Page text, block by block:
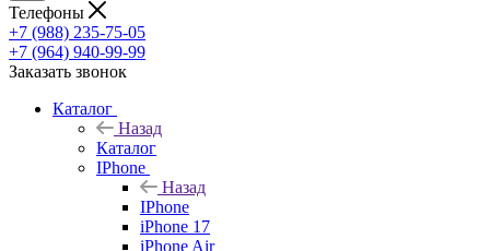
Телефоны
+7 (988) 235-75-05
+7 (964) 940-99-99
Заказать звонок
Каталог
Назад
Каталог
IPhone
Назад
IPhone
iPhone 17
iPhone Air